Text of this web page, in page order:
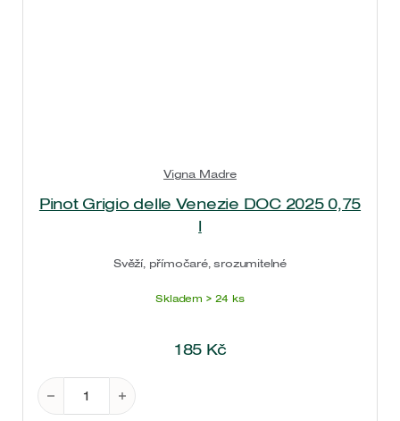
Vigna Madre
Pinot Grigio delle Venezie DOC 2025 0,75
l
Svěží, přímočaré, srozumitelné
Skladem > 24 ks
185 Kč
Pinot Grigio delle Venezie DOC 2025 0,75 l